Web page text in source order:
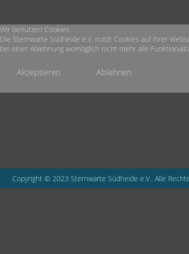
Copyright © 2023 Sternwarte Südheide e.V.. Alle
Wir benutzen Cookies
Die Sternwarte Südheide e.V. nutzt Cookies auf ihrer
bei einer Ablehnung womöglich nicht mehr alle
Akzeptieren Ablehnen